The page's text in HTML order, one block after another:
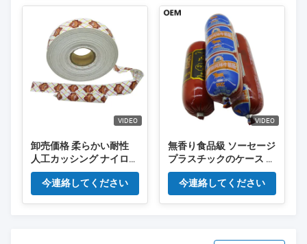
VIDEO
卸売価格 柔らかい耐性
人工カッシング ナイロン
素材 ソーセージカッシン
今連絡してください
VIDEO
無香り食品級 ソーセージ
プラスチックのケース カ
スタム フレックスグラフ
ィ 印刷 ロゴ カラー ケー
ス
今連絡してください